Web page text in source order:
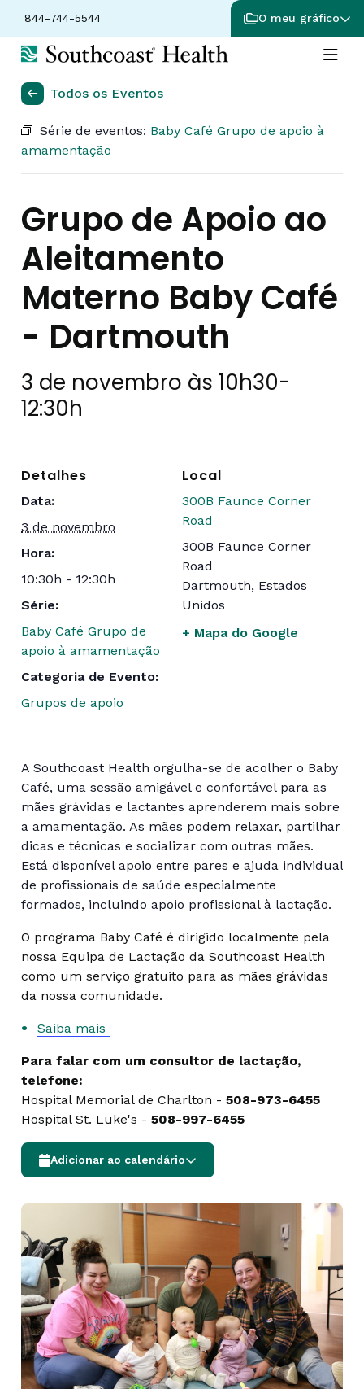
844-744-5544 O meu gráfico
Todos os Eventos
Série de eventos: Baby Café Grupo de apoio à
amamentação
Grupo de Apoio ao
Aleitamento
Materno Baby Café
- Dartmouth
3 de novembro às 10h30-
12:30h
Detalhes
Data:
3 de novembro
Hora:
10:30h - 12:30h
Série:
Baby Café Grupo de
apoio à amamentação
Categoria de Evento:
Grupos de apoio
Local
300B Faunce Corner
Road
300B Faunce Corner
Road
Dartmouth, Estados
Unidos
+ Mapa do Google
A Southcoast Health orgulha-se de acolher o Baby
Café, uma sessão amigável e confortável para as
mães grávidas e lactantes aprenderem mais sobre
a amamentação. As mães podem relaxar, partilhar
dicas e técnicas e socializar com outras mães.
Está disponível apoio entre pares e ajuda individual
de profissionais de saúde especialmente
formados, incluindo apoio profissional à lactação.
O programa Baby Café é dirigido localmente pela
nossa Equipa de Lactação da Southcoast Health
como um serviço gratuito para as mães grávidas
da nossa comunidade.
Saiba mais
Para falar com um consultor de lactação,
telefone:
Hospital Memorial de Charlton - 508-973-6455
Hospital St. Luke's - 508-997-6455
Adicionar ao calendário